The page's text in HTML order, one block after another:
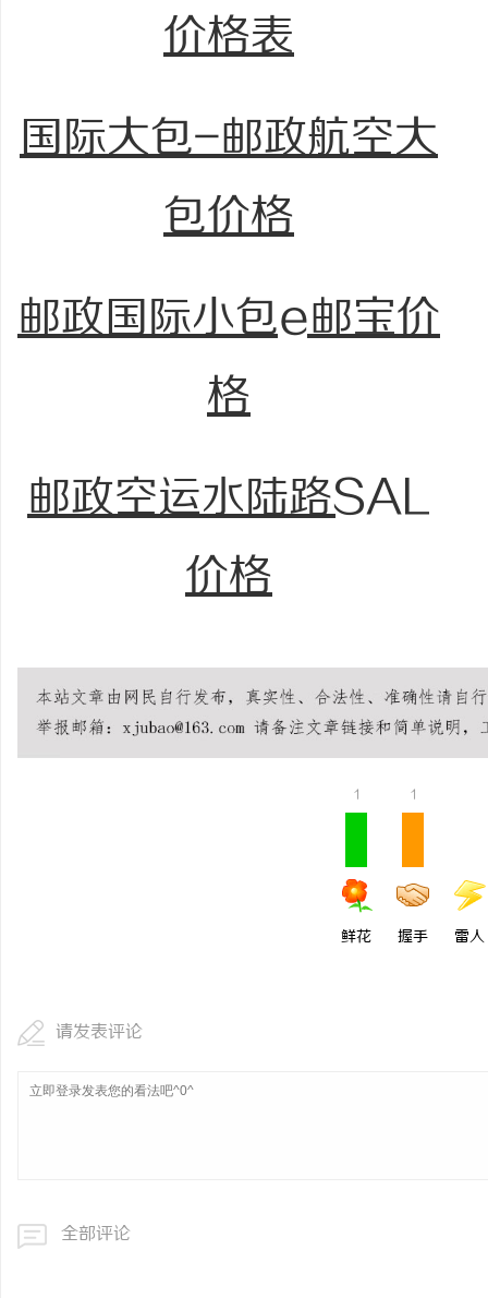
价格表
国际大包-邮政航空大
包价格
邮政国际小包e邮宝价
格
邮政空运水陆路SAL
价格
1
鲜花
1
握手 雷人
请发表评论
全部评论